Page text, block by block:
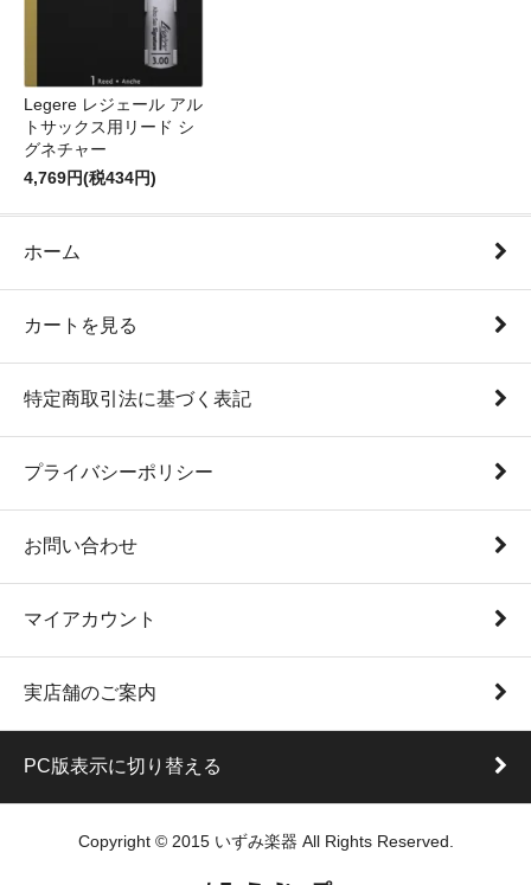
Legere レジェール アル
トサックス用リード シ
グネチャー
4,769円(税434円)
ホーム
カートを見る
特定商取引法に基づく表記
プライバシーポリシー
お問い合わせ
マイアカウント
実店舗のご案内
PC版表示に切り替える
Copyright © 2015 いずみ楽器 All Rights Reserved.